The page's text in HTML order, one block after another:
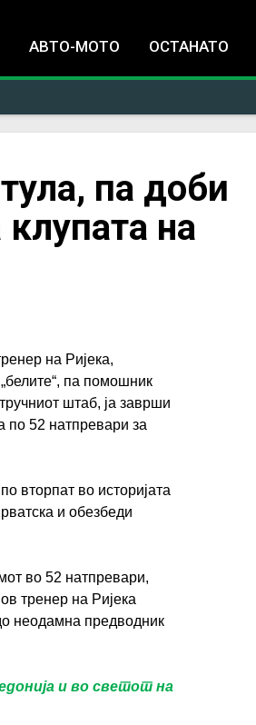
АВТО-МОТО ОСТАНАТО
па доби
на
на Ријека,
па помошник
штаб, ја заврши
по 52 натпревари за
вторпат во историјата
и обезбеди
во 52 натпревари,
тренер на Ријека
неодамна предводник
и во светот на